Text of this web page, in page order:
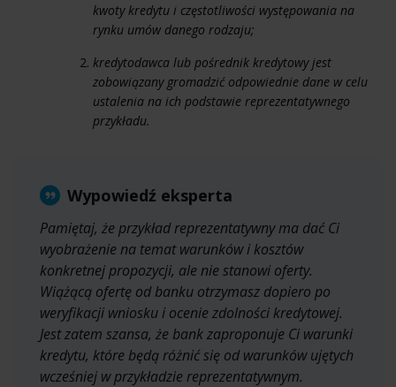
kwoty kredytu i częstotliwości występowania na
rynku umów danego rodzaju;
kredytodawca lub pośrednik kredytowy jest
zobowiązany gromadzić odpowiednie dane w celu
ustalenia na ich podstawie reprezentatywnego
przykładu.
Wypowiedź eksperta
Pamiętaj, że przykład reprezentatywny ma dać Ci
wyobrażenie na temat warunków i kosztów
konkretnej propozycji, ale nie stanowi oferty.
Wiążącą ofertę od banku otrzymasz dopiero po
weryfikacji wniosku i ocenie zdolności kredytowej.
Jest zatem szansa, że bank zaproponuje Ci warunki
kredytu, które będą różnić się od warunków ujętych
wcześniej w przykładzie reprezentatywnym.